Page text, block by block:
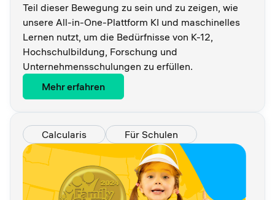
Teil dieser Bewegung zu sein und zu zeigen, wie
unsere All-in-One-Plattform KI und maschinelles
Lernen nutzt, um die Bedürfnisse von K-12,
Hochschulbildung, Forschung und
Unternehmensschulungen zu erfüllen.
Mehr erfahren
Calcularis Für Schulen